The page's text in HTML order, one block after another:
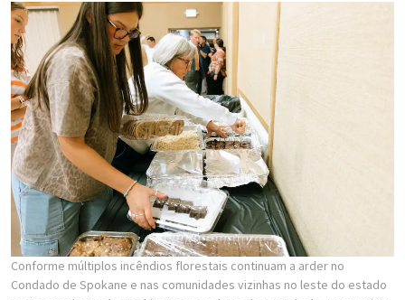
Conforme múltiplos incêndios florestais continuam a arder no
Condado de Spokane e nas comunidades vizinhas no leste do estado